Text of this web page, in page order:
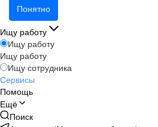
Понятно
Ищу работу
Ищу работу
Ищу работу
Ищу сотрудника
Сервисы
Помощь
Ещё
Поиск